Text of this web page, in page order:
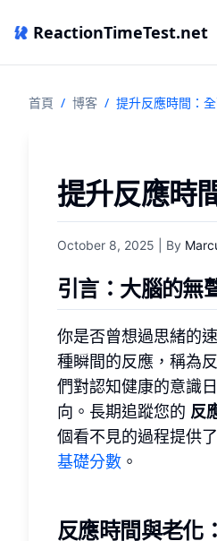
ReactionTimeTest.net
首頁 / 博客 / 提升反應時間：
提升反應時
October 8, 2025 | By
引言：大腦的無
你是否曾想過思緒的
種瞬間的反應，稱為
們對認知健康的意識
向。長期追蹤您的 反
個看不見的過程提供
基礎分數 。
反應時間與老化